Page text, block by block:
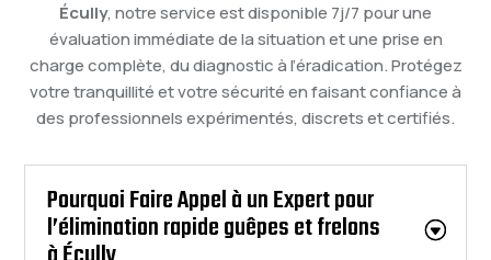
Écully, notre service est disponible 7j/7 pour une
évaluation immédiate de la situation et une prise en
charge complète, du diagnostic à l’éradication. Protégez
votre tranquillité et votre sécurité en faisant confiance à
des professionnels expérimentés, discrets et certifiés.
Pourquoi Faire Appel à un Expert pour
l’élimination rapide guêpes et frelons